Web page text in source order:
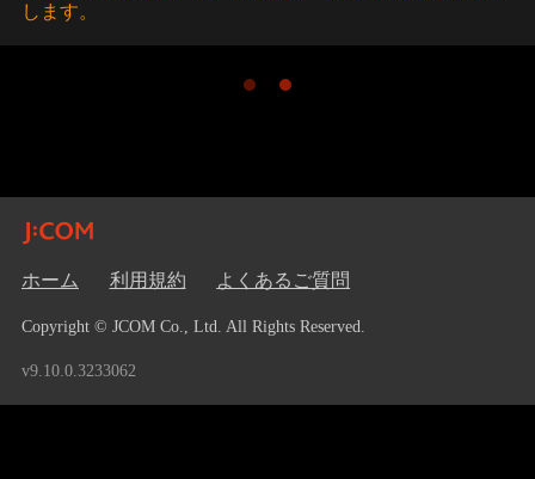
します。
ホーム 利用規約 よくあるご質問
Copyright © JCOM Co., Ltd. All Rights Reserved.
v9.10.0.3233062